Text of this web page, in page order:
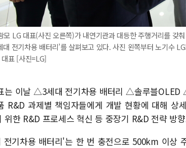
모 LG 대표(사진 오른쪽)가 내연기관과 대등한 주행거리를 갖
대 전기차용 배터리’를 살펴보고 있다. 사진 왼쪽부터 노기수
대표 [사진=LG]
는 이날 △3세대 전기차용 배터리 △솔루블OLED
R&D 과제별 책임자들에게 개발 현황에 대해 상
위한 R&D 프로세스 혁신 등 중장기 R&D 전략 방
전기차용 배터리'는 한 번 충전으로 500km 이상